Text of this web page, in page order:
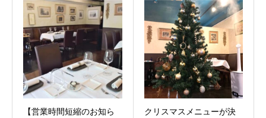
【営業時間短縮のお知ら
クリスマスメニューが決